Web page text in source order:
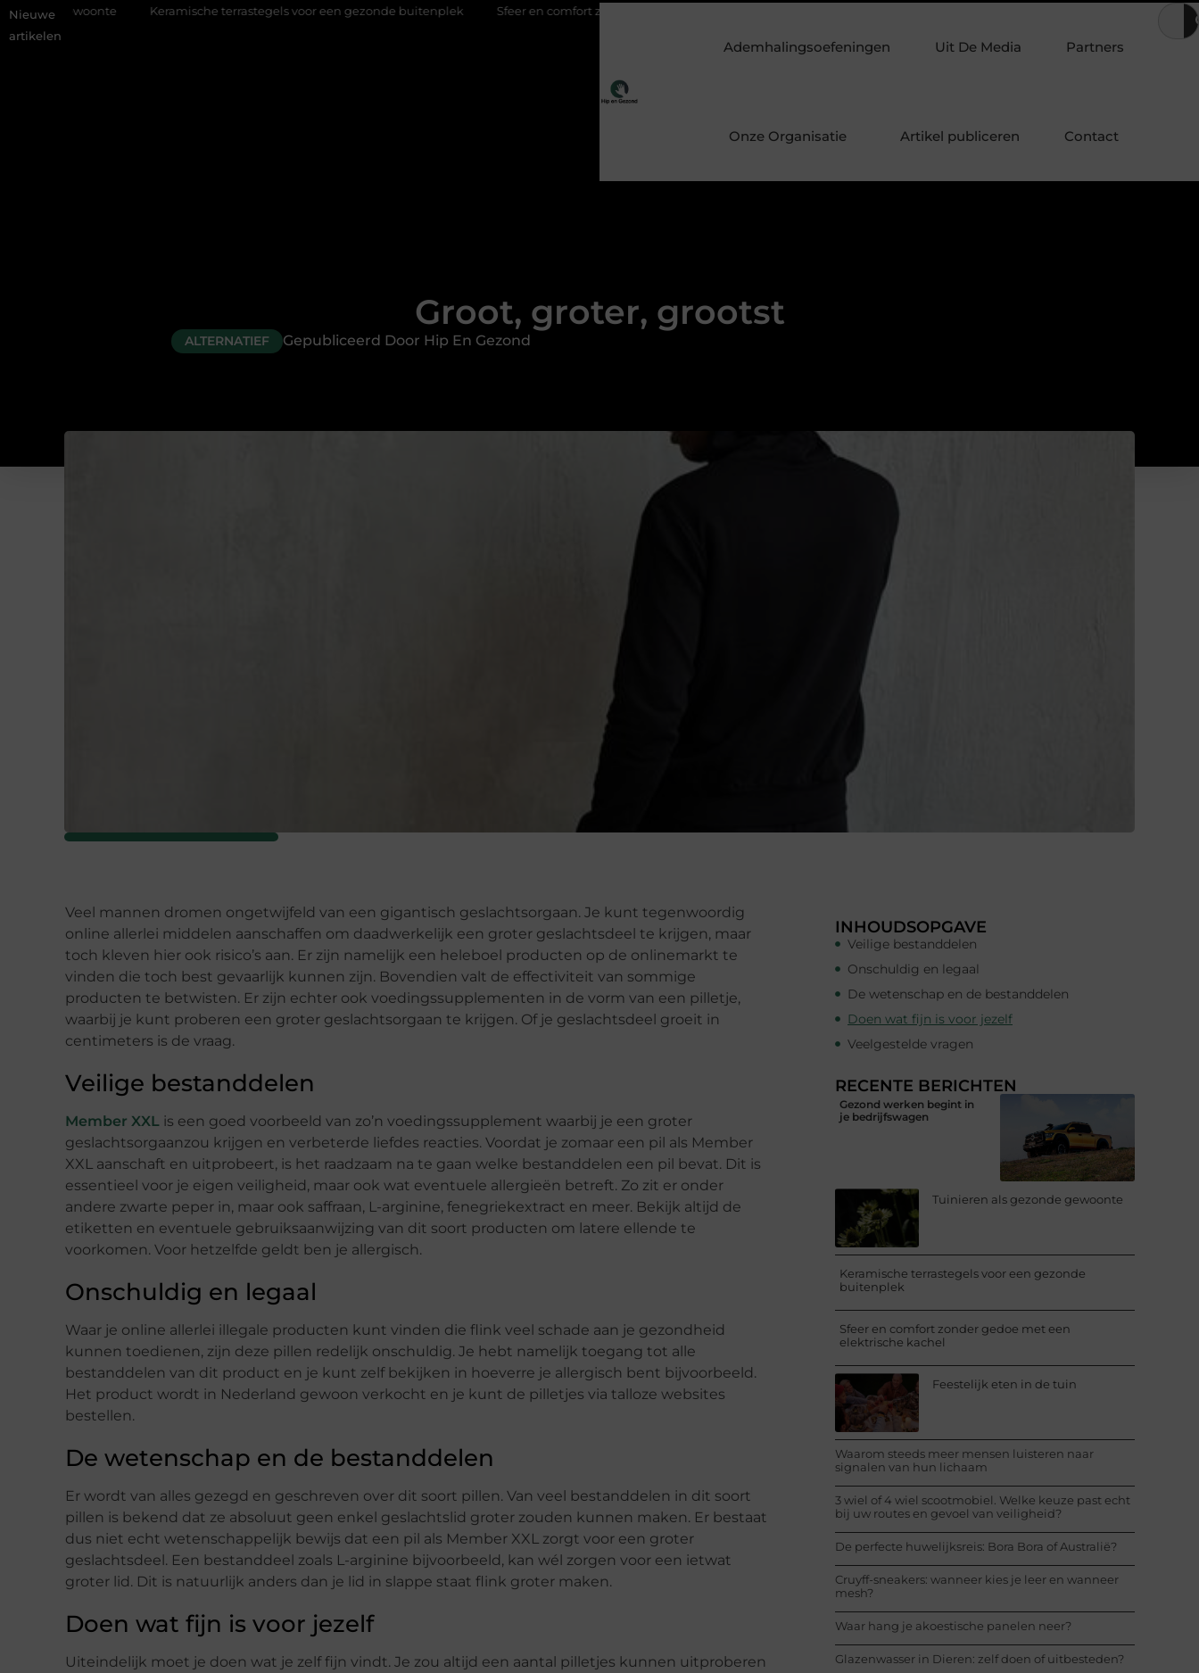
Nieuwe
artikelen
Keramische terrastegels voor een gezonde buitenplek Sfeer en comfort zonder gedoe met een elektrische kachel Waarom steeds meer mensen luisteren
Ademhalingsoefeningen Uit De Media Partners
Onze Organisatie Artikel publiceren Contact
Groot, groter, grootst
ALTERNATIEF Gepubliceerd Door Hip En Gezond
Veel mannen dromen ongetwijfeld van een gigantisch geslachtsorgaan. Je kunt tegenwoordig
online allerlei middelen aanschaffen om daadwerkelijk een groter geslachtsdeel te krijgen, maar
toch kleven hier ook risico’s aan. Er zijn namelijk een heleboel producten op de onlinemarkt te
vinden die toch best gevaarlijk kunnen zijn. Bovendien valt de effectiviteit van sommige
producten te betwisten. Er zijn echter ook voedingssupplementen in de vorm van een pilletje,
waarbij je kunt proberen een groter geslachtsorgaan te krijgen. Of je geslachtsdeel groeit in
centimeters is de vraag.
Veilige bestanddelen
Member XXL is een goed voorbeeld van zo’n voedingssupplement waarbij je een groter
geslachtsorgaanzou krijgen en verbeterde liefdes reacties. Voordat je zomaar een pil als Member
XXL aanschaft en uitprobeert, is het raadzaam na te gaan welke bestanddelen een pil bevat. Dit is
essentieel voor je eigen veiligheid, maar ook wat eventuele allergieën betreft. Zo zit er onder
andere zwarte peper in, maar ook saffraan, L-arginine, fenegriekextract en meer. Bekijk altijd de
etiketten en eventuele gebruiksaanwijzing van dit soort producten om latere ellende te
voorkomen. Voor hetzelfde geldt ben je allergisch.
Onschuldig en legaal
Waar je online allerlei illegale producten kunt vinden die flink veel schade aan je gezondheid
kunnen toedienen, zijn deze pillen redelijk onschuldig. Je hebt namelijk toegang tot alle
bestanddelen van dit product en je kunt zelf bekijken in hoeverre je allergisch bent bijvoorbeeld.
Het product wordt in Nederland gewoon verkocht en je kunt de pilletjes via talloze websites
bestellen.
De wetenschap en de bestanddelen
Er wordt van alles gezegd en geschreven over dit soort pillen. Van veel bestanddelen in dit soort
pillen is bekend dat ze absoluut geen enkel geslachtslid groter zouden kunnen maken. Er bestaat
dus niet echt wetenschappelijk bewijs dat een pil als Member XXL zorgt voor een groter
geslachtsdeel. Een bestanddeel zoals L-arginine bijvoorbeeld, kan wél zorgen voor een ietwat
groter lid. Dit is natuurlijk anders dan je lid in slappe staat flink groter maken.
Doen wat fijn is voor jezelf
Uiteindelijk moet je doen wat je zelf fijn vindt. Je zou altijd een aantal pilletjes kunnen uitproberen
INHOUDSOPGAVE
Veilige bestanddelen
Onschuldig en legaal
De wetenschap en de bestanddelen
Doen wat fijn is voor jezelf
Veelgestelde vragen
RECENTE BERICHTEN
Gezond werken begint in
je bedrijfswagen
Tuinieren als gezonde gewoonte
Keramische terrastegels voor een gezonde
buitenplek
Sfeer en comfort zonder gedoe met een
elektrische kachel
Feestelijk eten in de tuin
Waarom steeds meer mensen luisteren naar
signalen van hun lichaam
3 wiel of 4 wiel scootmobiel. Welke keuze past echt
bij uw routes en gevoel van veiligheid?
De perfecte huwelijksreis: Bora Bora of Australië?
Cruyff-sneakers: wanneer kies je leer en wanneer
mesh?
Waar hang je akoestische panelen neer?
Glazenwasser in Dieren: zelf doen of uitbesteden?